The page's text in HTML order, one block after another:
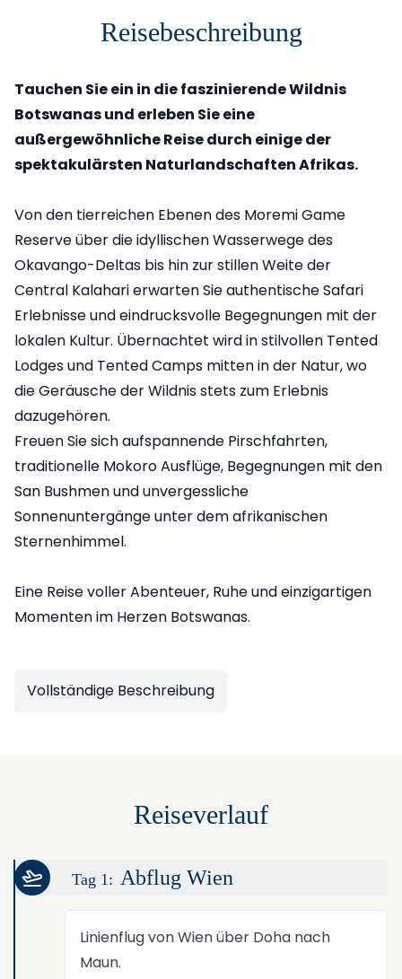
Reisebeschreibung
Tauchen Sie ein in die faszinierende Wildnis
Botswanas und erleben Sie eine
außergewöhnliche Reise durch einige der
spektakulärsten Naturlandschaften Afrikas.
Von den tierreichen Ebenen des Moremi Game
Reserve über die idyllischen Wasserwege des
Okavango-Deltas bis hin zur stillen Weite der
Central Kalahari erwarten Sie authentische Safari
Erlebnisse und eindrucksvolle Begegnungen mit der
lokalen Kultur. Übernachtet wird in stilvollen Tented
Lodges und Tented Camps mitten in der Natur, wo
die Geräusche der Wildnis stets zum Erlebnis
dazugehören.
Freuen Sie sich aufspannende Pirschfahrten,
traditionelle Mokoro Ausflüge, Begegnungen mit den
San Bushmen und unvergessliche
Sonnenuntergänge unter dem afrikanischen
Sternenhimmel.
Eine Reise voller Abenteuer, Ruhe und einzigartigen
Momenten im Herzen Botswanas.
Vollständige Beschreibung
Reiseverlauf
Tag 1: Abflug Wien
Linienflug von Wien über Doha nach
Maun.